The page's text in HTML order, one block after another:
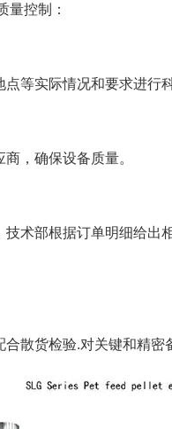
量控制：
等实际情况和要求进
，确保设备质量。
术部根据订单明细给
散货检验.对关键和精密